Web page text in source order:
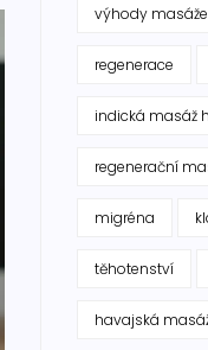
výhody masáže
regenerace
indická masáž
regenerační
migréna
těhotenství
havajská